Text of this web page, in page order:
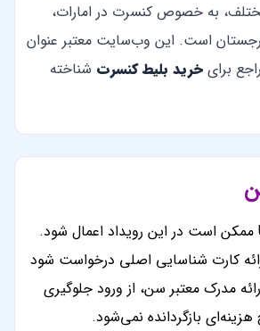
به خصوص کنسرت در امارات،
است. این وب‌سایت معتبر عنوان
برای خرید بلیط کنسرت شناخته
کارت شناسایی اصلی درخواست شود
مدرک معتبر سن، از ورود جلوگیری
بازگردانده نمی‌شود.